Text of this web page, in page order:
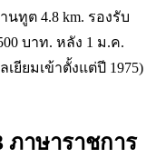
นทูต 4.8 km. รองรับ
บาท. หลัง 1 ม.ค.
เยียมเข้าตั้งแต่ปี 1975)
ภาษาราชการ